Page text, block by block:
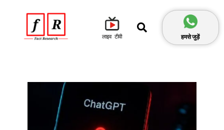
लाइव टीवी हमसे जुड़ें